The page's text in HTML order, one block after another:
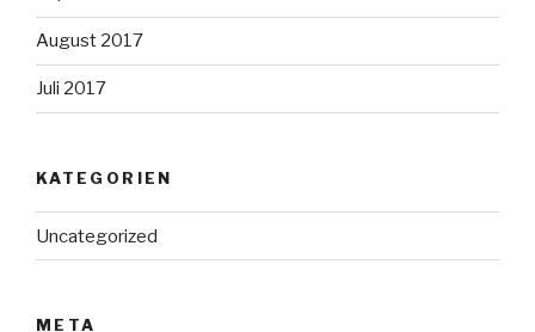
August 2017
Juli 2017
KATEGORIEN
Uncategorized
META